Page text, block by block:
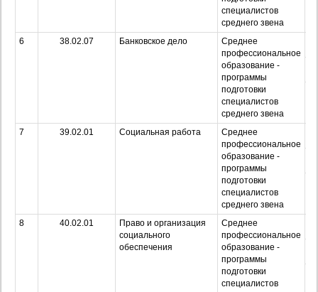
специалистов
среднего звена
6 38.02.07 Банковское дело
Среднее
профессиональное
образование -
программы
подготовки
специалистов
среднего звена
7 39.02.01 Социальная работа
Среднее
профессиональное
образование -
программы
подготовки
специалистов
среднего звена
8 40.02.01
Право и организация
социального
обеспечения
Среднее
профессиональное
образование -
программы
подготовки
специалистов